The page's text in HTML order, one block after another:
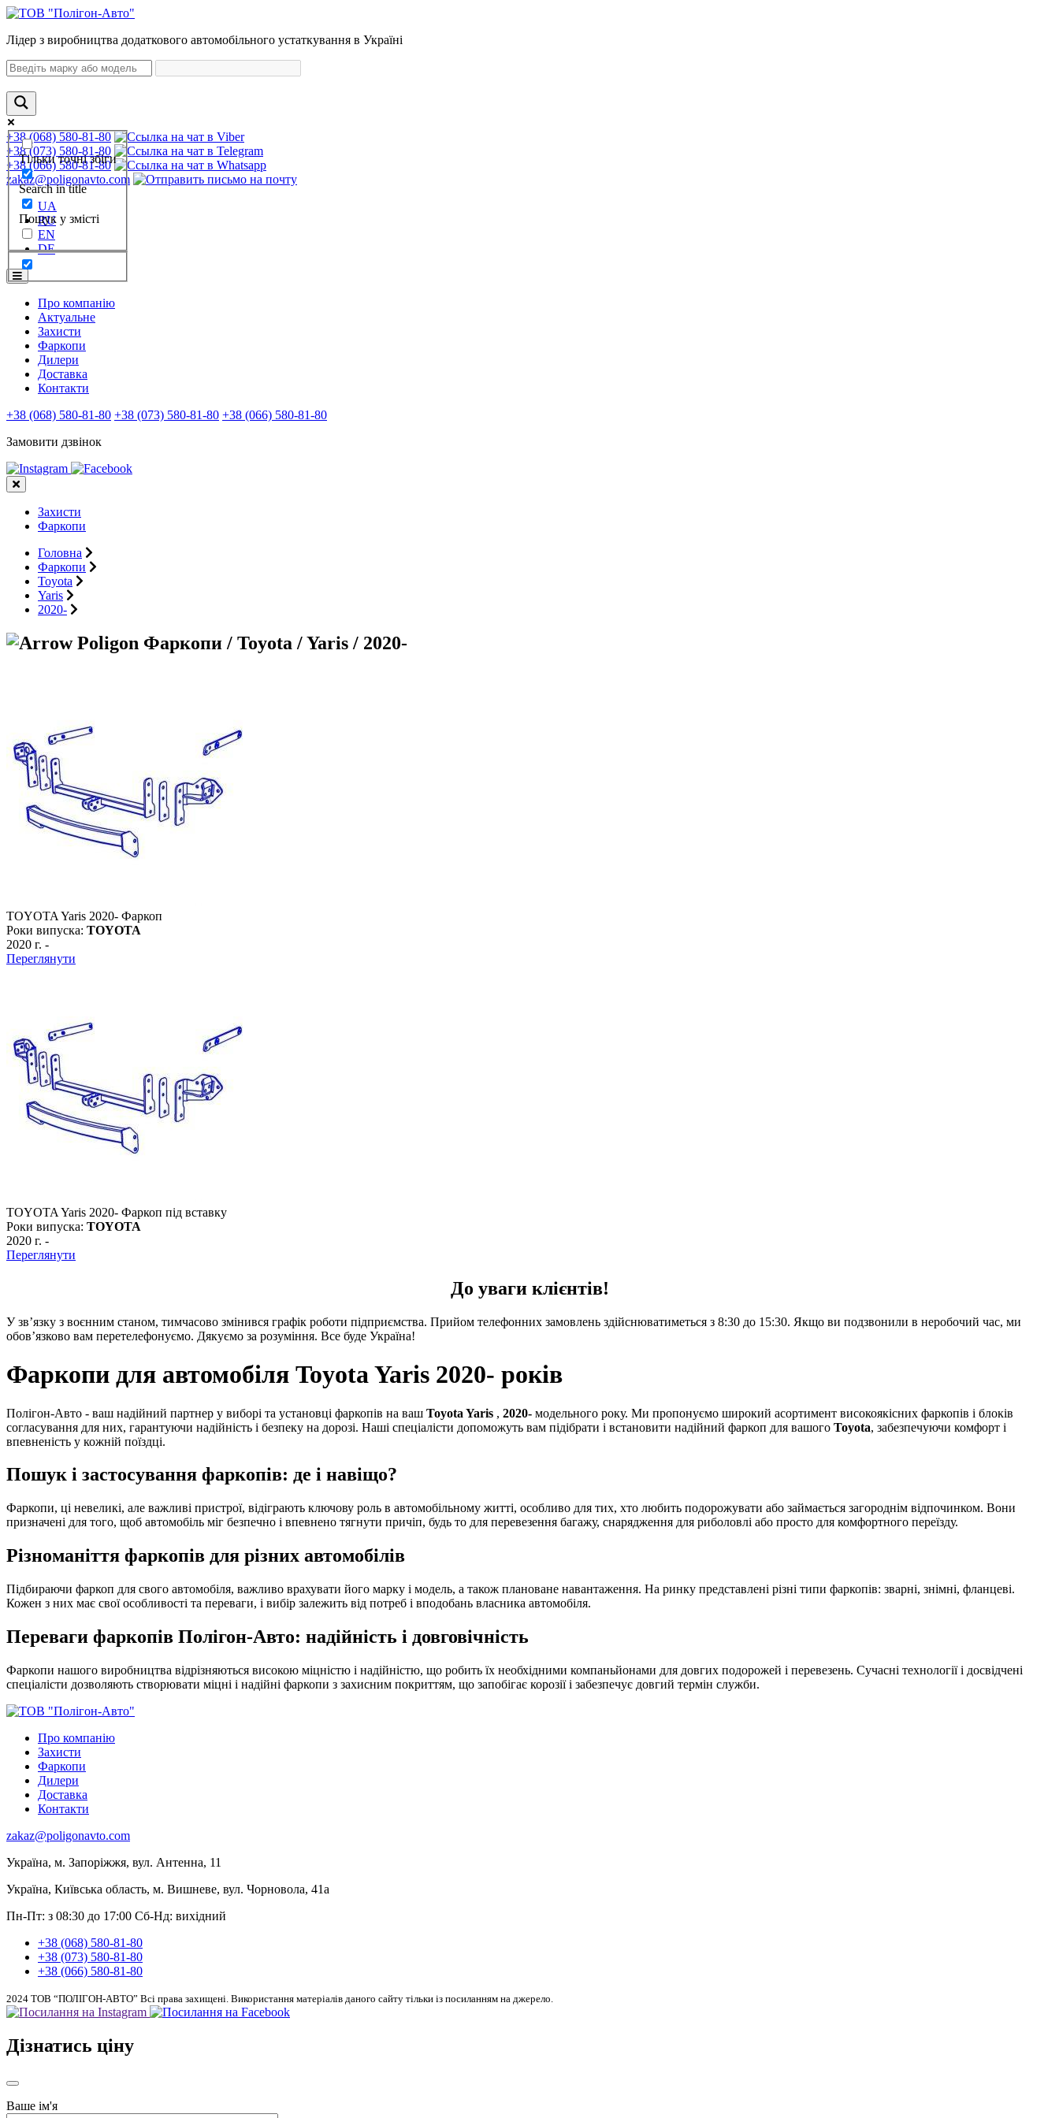
Лідер з виробництва додаткового автомобільного устаткування в Україні
Тільки точні збіги
Search in title
Пошук у змісті
+38 (068) 580-81-80
+38 (073) 580-81-80
+38 (066) 580-81-80
zakaz@poligonavto.com
UA
RU
EN
DE
Про компанію
Актуальне
Захисти
Фаркопи
Дилери
Доставка
Контакти
+38 (068) 580-81-80 +38 (073) 580-81-80 +38 (066) 580-81-80
Замовити дзвінок
Захисти
Фаркопи
Головна
Фаркопи
Toyota
Yaris
2020-
Фаркопи / Toyota / Yaris / 2020-
TOYOTA Yaris 2020- Фаркоп
Роки випуска: TOYOTA
2020 г. -
Переглянути
TOYOTA Yaris 2020- Фаркоп пiд вставку
Роки випуска: TOYOTA
2020 г. -
Переглянути
До уваги клієнтів!
У зв’язку з воєнним станом, тимчасово змінився графік роботи підприємства. Прийом телефонних замовлень здійснюватиметься з 8:30 до 15:30. Якщо ви подзвонили в неробочий час, ми
обов’язково вам перетелефонуємо. Дякуємо за розуміння. Все буде Україна!
Фаркопи для автомобіля Toyota Yaris 2020- років
Полігон-Авто - ваш надійний партнер у виборі та установці фаркопів на ваш Toyota Yaris , 2020- модельного року. Ми пропонуємо широкий асортимент високоякісних фаркопів і блоків
согласування для них, гарантуючи надійність і безпеку на дорозі. Наші спеціалісти допоможуть вам підібрати і встановити надійний фаркоп для вашого Toyota, забезпечуючи комфорт і
впевненість у кожній поїздці.
Пошук і застосування фаркопів: де і навіщо?
Фаркопи, ці невеликі, але важливі пристрої, відіграють ключову роль в автомобільному житті, особливо для тих, хто любить подорожувати або займається загороднім відпочинком. Вони
призначені для того, щоб автомобіль міг безпечно і впевнено тягнути причіп, будь то для перевезення багажу, снарядження для риболовлі або просто для комфортного переїзду.
Різноманіття фаркопів для різних автомобілів
Підбираючи фаркоп для свого автомобіля, важливо врахувати його марку і модель, а також плановане навантаження. На ринку представлені різні типи фаркопів: зварні, знімні, фланцеві.
Кожен з них має свої особливості та переваги, і вибір залежить від потреб і вподобань власника автомобіля.
Переваги фаркопів Полігон-Авто: надійність і довговічність
Фаркопи нашого виробництва відрізняються високою міцністю і надійністю, що робить їх необхідними компаньйонами для довгих подорожей і перевезень. Сучасні технології і досвідчені
спеціалісти дозволяють створювати міцні і надійні фаркопи з захисним покриттям, що запобігає корозії і забезпечує довгий термін служби.
Про компанію
Захисти
Фаркопи
Дилери
Доставка
Контакти
zakaz@poligonavto.com
Україна, м. Запоріжжя, вул. Антенна, 11
Україна, Київська область, м. Вишневе, вул. Чорновола, 41а
Пн-Пт: з 08:30 до 17:00 Сб-Нд: вихідний
+38 (068) 580-81-80
+38 (073) 580-81-80
+38 (066) 580-81-80
2024 ТОВ “ПОЛІГОН-АВТО” Всі права захищені. Використання матеріалів даного сайту тільки із посиланням на джерело.
Дізнатись ціну
Ваше ім'я